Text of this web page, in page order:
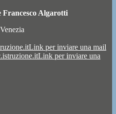
Algarotti
Link per inviare una mail
Link per inviare una